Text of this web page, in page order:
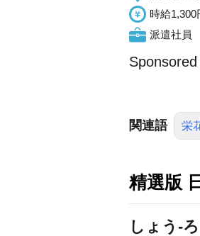
時給1,300
派遣社員
関連語 栄
精選版
しょう‐